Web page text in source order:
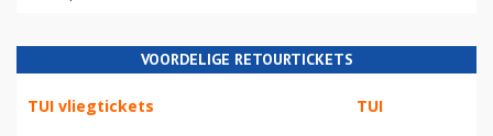
VOORDELIGE RETOURTICKETS
TUI vliegtickets TUI